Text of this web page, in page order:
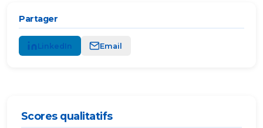
Scores qualitatifs
Partager
LinkedIn Email